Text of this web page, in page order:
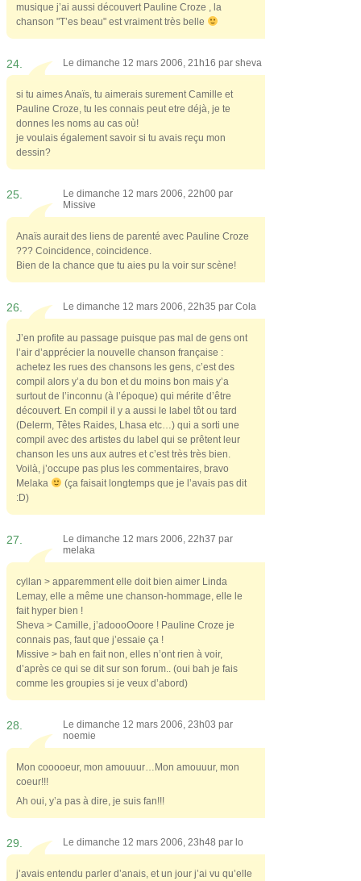
musique j’ai aussi découvert Pauline Croze , la
chanson "T’es beau" est vraiment très belle
24. Le dimanche 12 mars 2006, 21h16 par sheva
si tu aimes Anaïs, tu aimerais surement Camille et
Pauline Croze, tu les connais peut etre déjà, je te
donnes les noms au cas où!
je voulais également savoir si tu avais reçu mon
dessin?
25.
Le dimanche 12 mars 2006, 22h00 par
Missive
Anaïs aurait des liens de parenté avec Pauline Croze
??? Coincidence, coincidence.
Bien de la chance que tu aies pu la voir sur scène!
26. Le dimanche 12 mars 2006, 22h35 par Cola
J’en profite au passage puisque pas mal de gens ont
l’air d’apprécier la nouvelle chanson française :
achetez les rues des chansons les gens, c’est des
compil alors y’a du bon et du moins bon mais y’a
surtout de l’inconnu (à l’époque) qui mérite d’être
découvert. En compil il y a aussi le label tôt ou tard
(Delerm, Têtes Raides, Lhasa etc…) qui a sorti une
compil avec des artistes du label qui se prêtent leur
chanson les uns aux autres et c’est très très bien.
Voilà, j’occupe pas plus les commentaires, bravo
Melaka
(ça faisait longtemps que je l’avais pas dit
:D)
27.
Le dimanche 12 mars 2006, 22h37 par
melaka
cyllan > apparemment elle doit bien aimer Linda
Lemay, elle a même une chanson-hommage, elle le
fait hyper bien !
Sheva > Camille, j’adoooOoore ! Pauline Croze je
connais pas, faut que j’essaie ça !
Missive > bah en fait non, elles n’ont rien à voir,
d’après ce qui se dit sur son forum.. (oui bah je fais
comme les groupies si je veux d’abord)
28.
Le dimanche 12 mars 2006, 23h03 par
noemie
Mon cooooeur, mon amouuur…Mon amouuur, mon
coeur!!!
Ah oui, y’a pas à dire, je suis fan!!!
29. Le dimanche 12 mars 2006, 23h48 par lo
j’avais entendu parler d’anais, et un jour j’ai vu qu’elle